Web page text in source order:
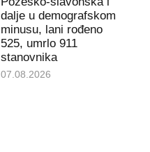
dalje u demografskom
minusu, lani rođeno
525, umrlo 911
stanovnika
07.08.2026